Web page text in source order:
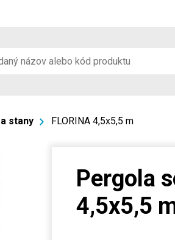
stany FLORINA 4,5x5,5 m
Pergola
4,5x5,5